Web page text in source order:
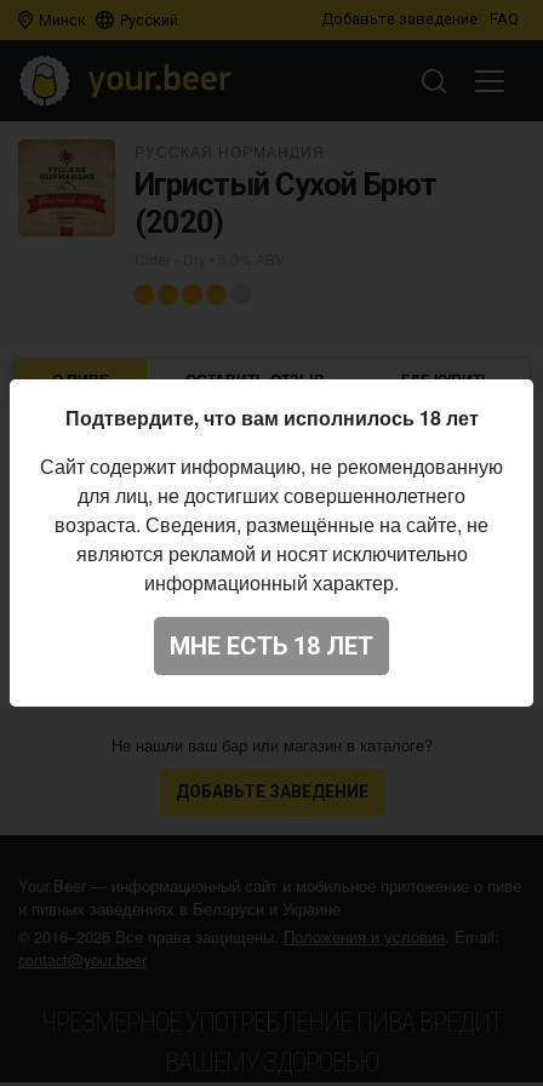
Минск Русский Добавьте заведение FAQ
Игристый Сухой Брют
(2020)
О ПИВЕ ОСТАВИТЬ ОТЗЫВ ГДЕ КУПИТЬ
Стиль:
Cider - Dry
Алкоголь:
6,0%
выпуска:
18.04.2021
3.797
Не нашли ваш бар или магазин в каталоге?
ДОБАВЬТЕ ЗАВЕДЕНИЕ
Your.Beer — информационный сайт и мобильное приложение о пиве
и пивных заведениях в Беларуси и Украине
© 2016–2026 Все права защищены. Положения и условия. Email:
contact@your.beer
ЧРЕЗМЕРНОЕ УПОТРЕБЛЕНИЕ ПИВА ВРЕДИТ
ВАШЕМУ ЗДОРОВЬЮ
Подтвердите, что вам исполнилось 18 лет
Сайт содержит информацию, не рекомендованную
для лиц, не достигших совершеннолетнего
возраста. Сведения, размещённые на сайте, не
являются рекламой и носят исключительно
информационный характер.
МНЕ ЕСТЬ 18 ЛЕТ